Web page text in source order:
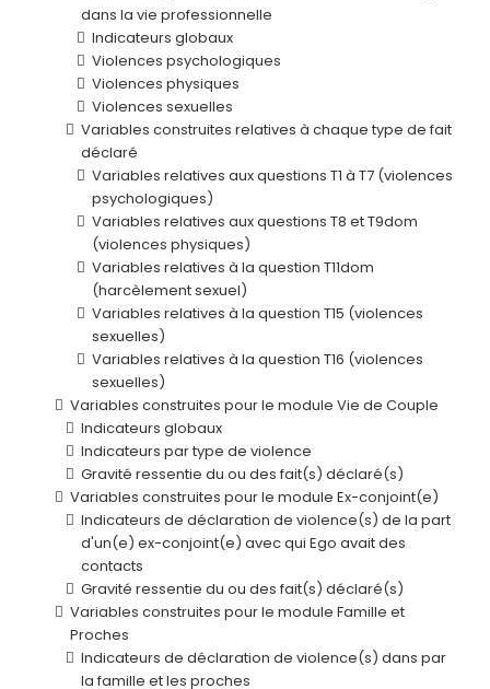
dans la vie professionnelle
Indicateurs globaux
Violences psychologiques
Violences physiques
Violences sexuelles
Variables construites relatives à chaque type de fait
déclaré
Variables relatives aux questions T1 à T7 (violences
psychologiques)
Variables relatives aux questions T8 et T9dom
(violences physiques)
Variables relatives à la question T11dom
(harcèlement sexuel)
Variables relatives à la question T15 (violences
sexuelles)
Variables relatives à la question T16 (violences
sexuelles)
Variables construites pour le module Vie de Couple
Indicateurs globaux
Indicateurs par type de violence
Gravité ressentie du ou des fait(s) déclaré(s)
Variables construites pour le module Ex-conjoint(e)
Indicateurs de déclaration de violence(s) de la part
d'un(e) ex-conjoint(e) avec qui Ego avait des
contacts
Gravité ressentie du ou des fait(s) déclaré(s)
Variables construites pour le module Famille et
Proches
Indicateurs de déclaration de violence(s) dans par
la famille et les proches